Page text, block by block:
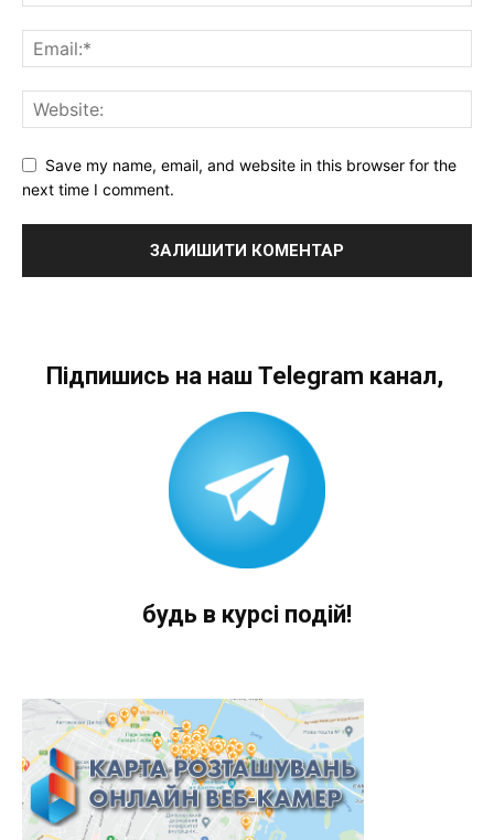
Save my name, email, and website in this browser for the
next time I comment.
Підпишись на наш Telegram канал,
будь в курсі подій!